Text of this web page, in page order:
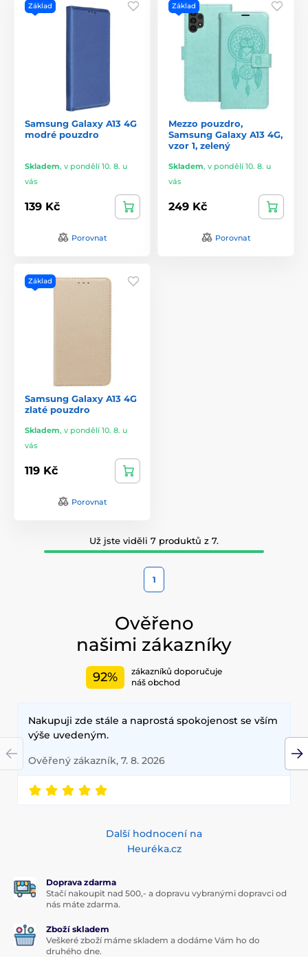
Základ
Samsung Galaxy A13 4G
modré pouzdro
Skladem, v pondělí 10. 8. u
vás
139 Kč
Porovnat
Základ
Mezzo pouzdro,
Samsung Galaxy A13 4G,
vzor 1, zelený
Skladem, v pondělí 10. 8. u
vás
249 Kč
Porovnat
Základ
Samsung Galaxy A13 4G
zlaté pouzdro
Skladem, v pondělí 10. 8. u
vás
119 Kč
Porovnat
Už jste viděli 7 produktů z 7.
1
Ověřeno
našimi zákazníky
92%
zákazníků doporučuje
náš obchod
Nakupuji zde stále a naprostá spokojenost se vším
výše uvedeným.
Ověřený zákazník, 7. 8. 2026
Další hodnocení na
Heuréka.cz
Doprava zdarma
Stačí nakoupit nad 500,- a dopravu vybranými dopravci od
nás máte zdarma.
Zboží skladem
Veškeré zboží máme skladem a dodáme Vám ho do
druhého dne.